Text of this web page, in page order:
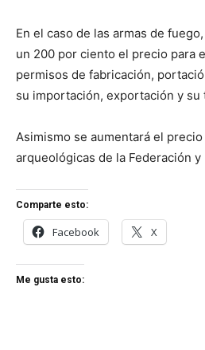
En el caso de las armas de
un 200 por ciento el precio para
permisos de fabricación,
su importación, exportación y su
Asimismo se aumentará el
arqueológicas de la Federación
Comparte esto:
Facebook X
Me gusta esto: